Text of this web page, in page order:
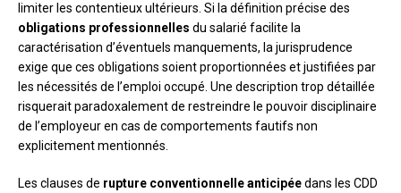
limiter les contentieux ultérieurs. Si la définition précise des
obligations professionnelles du salarié facilite la
caractérisation d’éventuels manquements, la jurisprudence
exige que ces obligations soient proportionnées et justifiées par
les nécessités de l’emploi occupé. Une description trop détaillée
risquerait paradoxalement de restreindre le pouvoir disciplinaire
de l’employeur en cas de comportements fautifs non
explicitement mentionnés.
Les clauses de rupture conventionnelle anticipéedans les CDD